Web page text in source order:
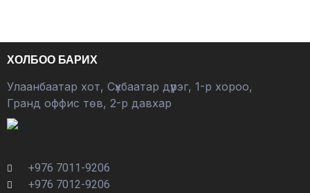
ХОЛБОО БАРИХ
Улаанбаатар хот, Сүхбаатар дүүрэг, 1-р хороо,
Гранд оффис төв, 2-р давхар
+976 7011-9206
+976 7012-9206